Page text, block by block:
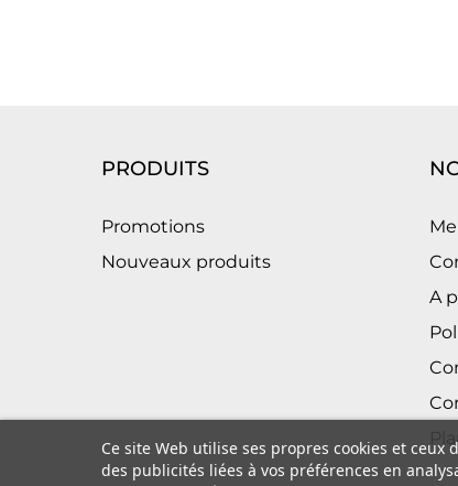
PRODUITS
Promotions
Nouveaux produits
A
Ce site Web utilise ses propres cookies et
des publicités liées à vos préférences en